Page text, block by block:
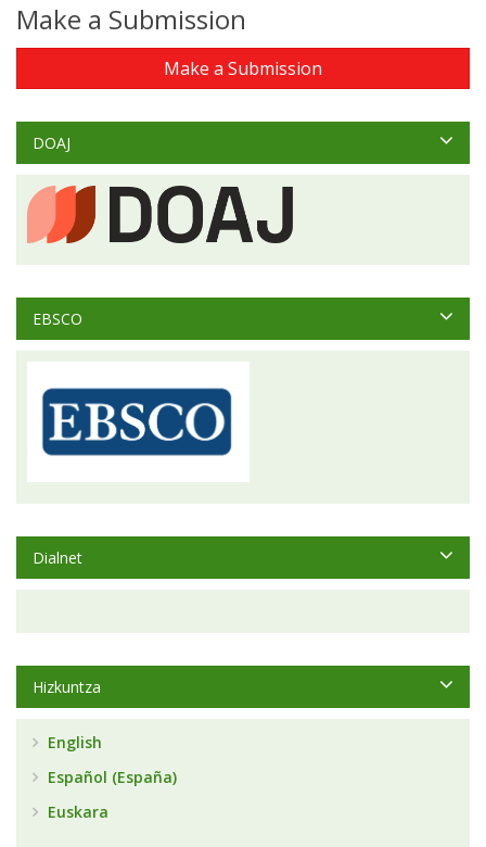
Make a Submission
Make a Submission
DOAJ
EBSCO
Dialnet
Hizkuntza
English
Español (España)
Euskara